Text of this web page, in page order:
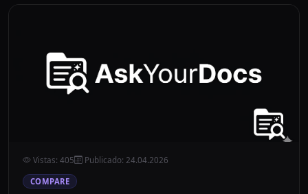
Vistas: 405 Publicado: 24.04.2026
COMPARE